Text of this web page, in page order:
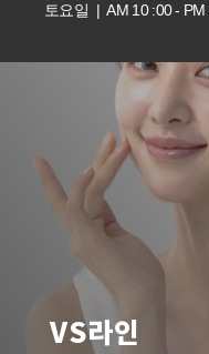
토요일 | AM 10 :00 - PM
VS라인